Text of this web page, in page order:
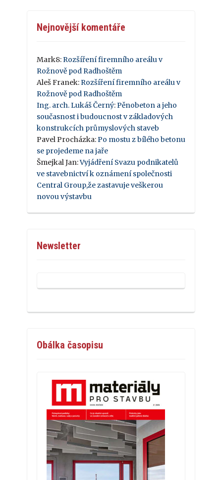
Nejnovější komentáře
Mark8: Rozšíření firemního areálu v
Rožnově pod Radhoštěm
Aleš Franek: Rozšíření firemního areálu v
Rožnově pod Radhoštěm
Ing. arch. Lukáš Černý: Pěnobeton a jeho
současnost i budoucnost v základových
konstrukcích průmyslových staveb
Pavel Procházka: Po mostu z bílého betonu
se projedeme na jaře
Šmejkal Jan:Vyjádření Svazu podnikatelů
ve stavebnictví k oznámení společnosti
Central Group,že zastavuje veškerou
novou výstavbu
Newsletter
Obálka časopisu